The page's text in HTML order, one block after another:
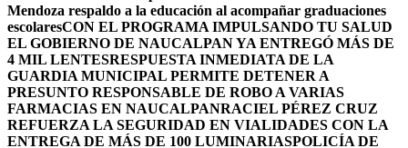
Mendoza respaldo a la educación al acompañar graduaciones
escolaresCON EL PROGRAMA IMPULSANDO TU SALUD
EL GOBIERNO DE NAUCALPAN YA ENTREGÓ MÁS DE
4 MIL LENTESRESPUESTA INMEDIATA DE LA
GUARDIA MUNICIPAL PERMITE DETENER A
PRESUNTO RESPONSABLE DE ROBO A VARIAS
FARMACIAS EN NAUCALPANRACIEL PÉREZ CRUZ
REFUERZA LA SEGURIDAD EN VIALIDADES CON LA
ENTREGA DE MÁS DE 100 LUMINARIASPOLICÍA DE